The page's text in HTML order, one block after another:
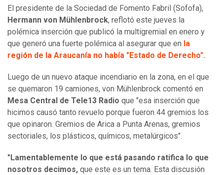
El presidente de la Sociedad de Fomento Fabril (Sofofa),
Hermann von Mühlenbrock, reflotó este jueves la
polémica inserción que publicó la multigremial en enero y
que generó una fuerte polémica al asegurar que en la
región de la Araucanía no había "Estado de Derecho".
Luego de un nuevo ataque incendiario en la zona, en el que
se quemaron 19 camiones, von Mühlenbrock comentó en
Mesa Central de Tele13 Radio que "esa inserción que
hicimos causó tanto revuelo porque fueron 44 gremios los
que opinaron. Gremios de Arica a Punta Arenas, gremios
sectoriales, los plásticos, químicos, metalúrgicos".
"Lamentablemente lo que está pasando ratifica lo que
nosotros decimos, que este es un tema. Esta discusión